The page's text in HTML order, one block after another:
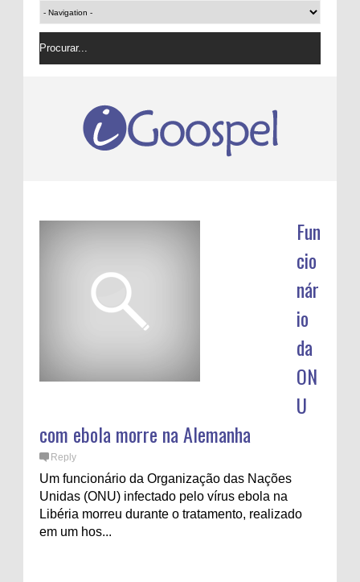
Fun
cio
nár
io
da
ON
U
com ebola morre na Alemanha
Reply
Um funcionário da Organização das Nações
Unidas (ONU) infectado pelo vírus ebola na
Libéria morreu durante o tratamento, realizado
em um hos...